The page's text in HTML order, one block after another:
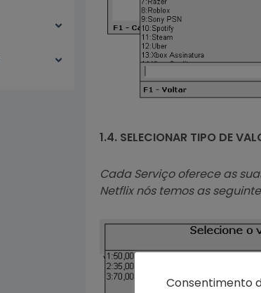
1.4. SELECIONAR TIPO DE
Cada Serviço oferece as
Netflix nós temos as
Consentimento